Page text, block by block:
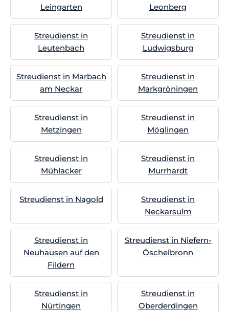
Leingarten
Leonberg
Streudienst in
Leutenbach
Streudienst in
Ludwigsburg
Streudienst in Marbach
am Neckar
Streudienst in
Markgröningen
Streudienst in
Metzingen
Streudienst in
Möglingen
Streudienst in
Mühlacker
Streudienst in
Murrhardt
Streudienst in Nagold
Streudienst in
Neckarsulm
Streudienst in
Neuhausen auf den
Fildern
Streudienst in Niefern-
Öschelbronn
Streudienst in
Nürtingen
Streudienst in
Oberderdingen